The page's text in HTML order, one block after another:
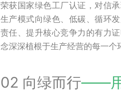
荣获国家绿色工厂认证，对信
生产模式向绿色、低碳、循环
责任、提升核心竞争力的有力
念深深植根于生产经营的每一个
02 向绿而行——用